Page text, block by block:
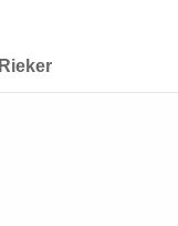
Rieker